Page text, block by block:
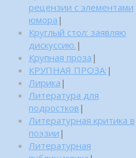
рецензии с элементами
юмора |
Круглый стол: заявляю
дискуссию. |
Крупная проза |
КРУПНАЯ ПРОЗА: |
Лирика |
Литература для
подростков |
Литературная критика в
поэзии |
Литературная